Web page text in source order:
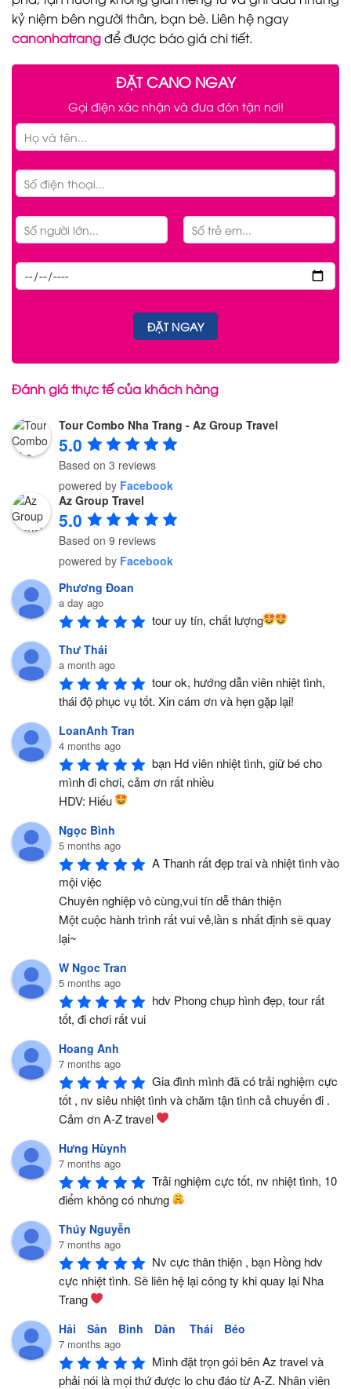
kỷ niệm bên người thân, bạn bè. Liên hệ ngay
canonhatrangđể được báo giá chi tiết.
ĐẶT CANO NGAY
Gọi điện xác nhận và đưa đón tận nơi!
Đánh giá thực tế của khách hàng
Tour Combo Nha Trang - Az Group Travel
5.0
Based on 3 reviews
powered by Facebook
Az Group Travel
5.0
Based on 9 reviews
powered by Facebook
Phương Đoan
a day ago
tour uy tín, chất lượng
Thư Thái
a month ago
tour ok, hướng dẫn viên nhiệt tình,
thái độ phục vụ tốt. Xin cám ơn và hẹn gặp lại!
LoanAnh Tran
4 months ago
bạn Hd viên nhiệt tình, giữ bé cho
mình đi chơi, cảm ơn rất nhiều
HDV: Hiếu
Ngọc Bình
5 months ago
A Thanh rất đẹp trai và nhiệt tình vào
mội việc
Chuyên nghiệp vô cùng,vui tín dễ thân thiện
Một cuộc hành trình rất vui vẻ,lần s nhất định sẽ quay
lại~
W Ngoc Tran
5 months ago
hdv Phong chụp hình đẹp, tour rất
tốt, đi chơi rất vui
Hoang Anh
7 months ago
Gia đình mình đã có trải nghiệm cực
tốt , nv siêu nhiệt tình và chăm tận tình cả chuyến đi .
Cảm ơn A-Z travel
Hưng Hùynh
7 months ago
Trải nghiệm cực tốt, nv nhiệt tình, 10
điểm không có nhưng
Thúy Nguyễn
7 months ago
Nv cực thân thiện , bạn Hồng hdv
cực nhiệt tình. Sẽ liên hệ lại công ty khi quay lại Nha
Trang
Hải Sản Bình Dân Thái Béo
7 months ago
Mình đặt trọn gói bên Az travel và
phải nói là mọi thứ được lo chu đáo từ A-Z. Nhân viên